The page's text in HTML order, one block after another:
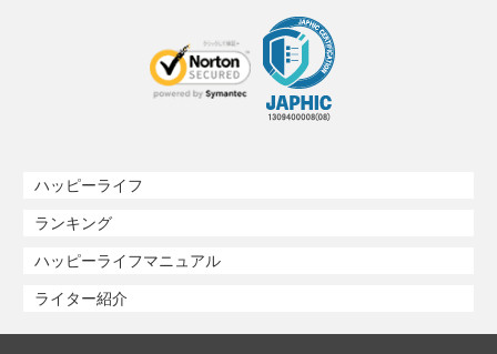
ハッピーライフ
ランキング
ハッピーライフマニュアル
ライター紹介